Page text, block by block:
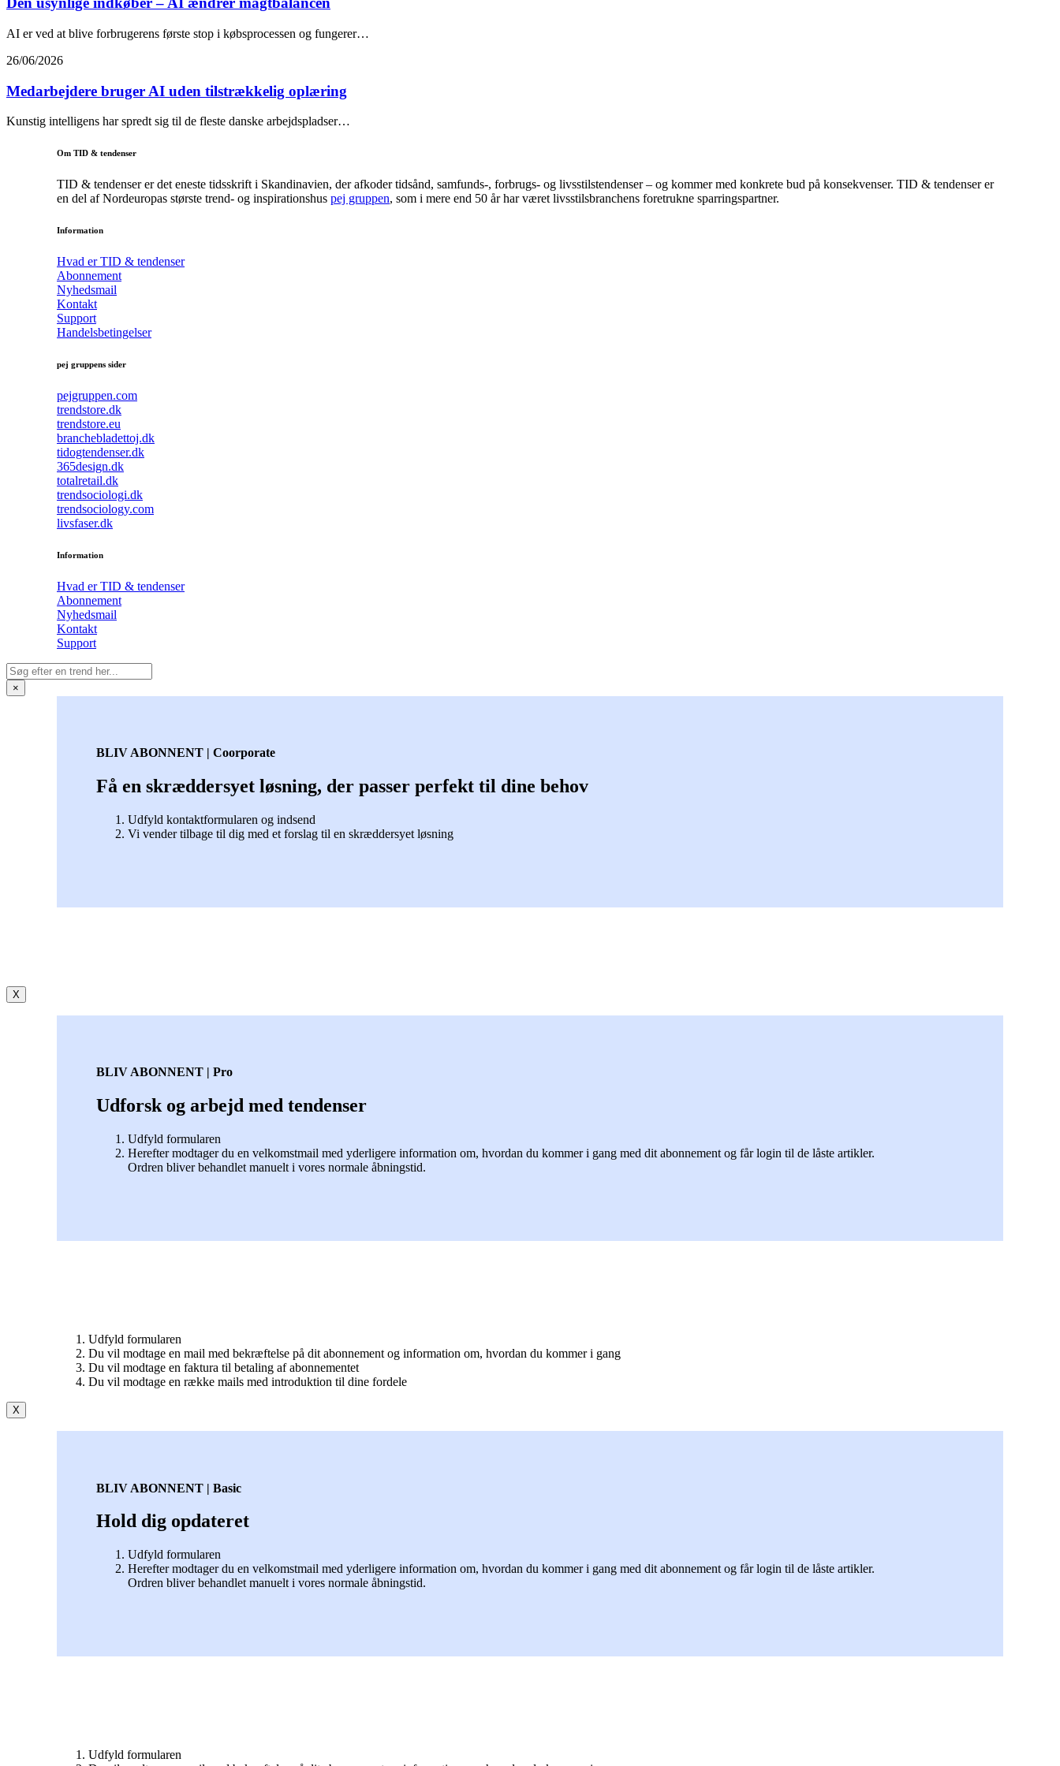
AI er ved at blive forbrugerens første stop i købsprocessen og fungerer…
26/06/2026
Medarbejdere bruger AI uden tilstrækkelig oplæring
Kunstig intelligens har spredt sig til de fleste danske arbejdspladser…
Om TID & tendenser
TID & tendenser er det eneste tidsskrift i Skandinavien, der afkoder tidsånd, samfunds-, forbrugs- og livsstilstendenser – og kommer med konkrete bud på konsekvenser. TID & tendenser er
en del af Nordeuropas største trend- og inspirationshus pej gruppen, som i mere end 50 år har været livsstilsbranchens foretrukne sparringspartner.
Information
Hvad er TID & tendenser
Abonnement
Nyhedsmail
Kontakt
Support
Handelsbetingelser
pej gruppens sider
pejgruppen.com
trendstore.dk
trendstore.eu
branchebladettoj.dk
tidogtendenser.dk
365design.dk
totalretail.dk
trendsociologi.dk
trendsociology.com
livsfaser.dk
Information
Hvad er TID & tendenser
Abonnement
Nyhedsmail
Kontakt
Support
×
BLIV ABONNENT | Coorporate
Få en skræddersyet løsning, der passer perfekt til dine behov
Udfyld kontaktformularen og indsend
Vi vender tilbage til dig med et forslag til en skræddersyet løsning
X
BLIV ABONNENT | Pro
Udforsk og arbejd med tendenser
Udfyld formularen
Herefter modtager du en velkomstmail med yderligere information om, hvordan du kommer i gang med dit abonnement og får login til de låste artikler.
Ordren bliver behandlet manuelt i vores normale åbningstid.
Udfyld formularen
Du vil modtage en mail med bekræftelse på dit abonnement og information om, hvordan du kommer i gang
Du vil modtage en faktura til betaling af abonnementet
Du vil modtage en række mails med introduktion til dine fordele
X
BLIV ABONNENT | Basic
Hold dig opdateret
Udfyld formularen
Herefter modtager du en velkomstmail med yderligere information om, hvordan du kommer i gang med dit abonnement og får login til de låste artikler.
Ordren bliver behandlet manuelt i vores normale åbningstid.
Udfyld formularen